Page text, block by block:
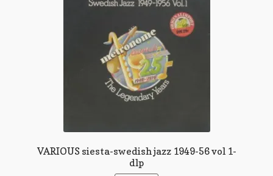
VARIOUS siesta-swedish jazz 1949-56 vol 1-
dlp